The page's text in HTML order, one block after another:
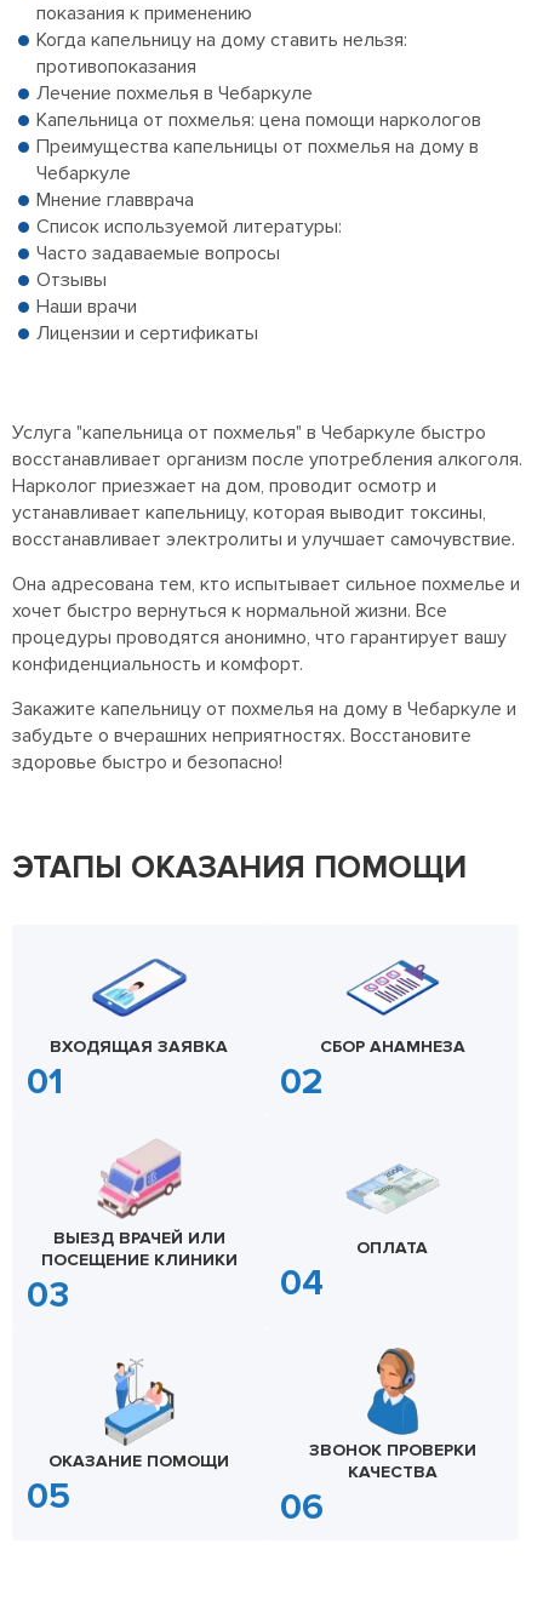
показания к применению
Когда капельницу на дому ставить нельзя:
противопоказания
Лечение похмелья в Чебаркуле
Капельница от похмелья: цена помощи наркологов
Преимущества капельницы от похмелья на дому в
Чебаркуле
Мнение главврача
Список используемой литературы:
Часто задаваемые вопросы
Отзывы
Наши врачи
Лицензии и сертификаты
Услуга "капельница от похмелья" в Чебаркуле быстро
восстанавливает организм после употребления алкоголя.
Нарколог приезжает на дом, проводит осмотр и
устанавливает капельницу, которая выводит токсины,
восстанавливает электролиты и улучшает самочувствие.
Она адресована тем, кто испытывает сильное похмелье и
хочет быстро вернуться к нормальной жизни. Все
процедуры проводятся анонимно, что гарантирует вашу
конфиденциальность и комфорт.
Закажите капельницу от похмелья на дому в Чебаркуле и
забудьте о вчерашних неприятностях. Восстановите
здоровье быстро и безопасно!
ЭТАПЫ ОКАЗАНИЯ ПОМОЩИ
ВХОДЯЩАЯ ЗАЯВКА СБОР АНАМНЕЗА
ВЫЕЗД ВРАЧЕЙ ИЛИ
ПОСЕЩЕНИЕ КЛИНИКИ
ОПЛАТА
ОКАЗАНИЕ ПОМОЩИ
ЗВОНОК ПРОВЕРКИ
КАЧЕСТВА